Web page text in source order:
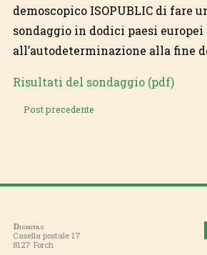
demoscopico ISOPUBLIC di fare
sondaggio in dodici paesi
all’autodeterminazione alla fine
Risultati del sondaggio (pdf)
Post precedente
Dignitas
Casella postale 17
8127 Forch